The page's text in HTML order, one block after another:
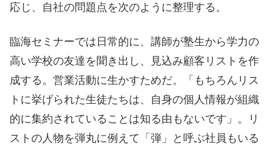
応じ、自社の問題点を次のように整理する。
臨海セミナーでは日常的に、講師が塾生から学力の
高い学校の友達を聞き出し、見込み顧客リストを作
成する。営業活動に生かすためだ。「もちろんリス
トに挙げられた生徒たちは、自身の個人情報が組織
的に集約されていることは知る由もないです」。リ
ストの人物を弾丸に例えて「弾」と呼ぶ社員もいる